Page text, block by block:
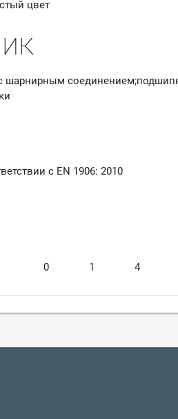
цвет
соединением;
с EN 1906: 2010
0 1 4